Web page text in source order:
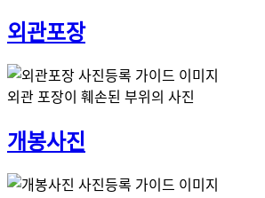
외관포장
외관 포장이 훼손된 부위의 사진
개봉사진